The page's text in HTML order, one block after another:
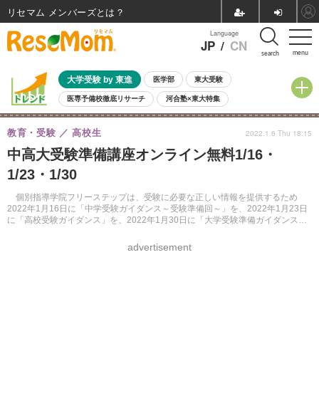
menu
Language
JP / CN search
大学受験 by 東進 医学部 東大受験
医専予備校徹底リサーチ 河合塾×東大特集
親子で考える大学選び 高校受験 中学受験 小学校受験
共通テスト 夏休み
8月開催イベント・WS 全国公立高校 過去問 人気記事
自由研究教材（小学生向け）
中高大受験準備講座オンライン無料1/16・
1/23・1/30
個別指導学院フリーステップは、受験に必要な正しい情報を提供するため
2022年1月16日に「中学受験ガイダンス～受験準備回～」を、2022年1月23日
に「高校受験ガイダンス」を、2022年1月30日に「大学受験準備ガイダンス」
教育・受験 高校生
advertisement
2022.1.6 Thu 18:15
リセマム メンバーズ